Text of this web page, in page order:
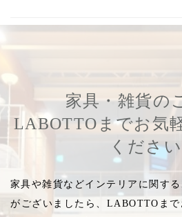
家具・雑貨の
LABOTTOまでお気
ください
家具や雑貨などインテリアに関す
がございましたら、LABOTTOま